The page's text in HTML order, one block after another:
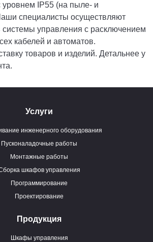
IP55 (на пыле- и
специалисты осуществляют
управления с расключением
кабелей и автоматов.
товаров и изделий. Детальнее у
Услуги
инженерного оборудования
Пусконаладочные работы
Монтажные работы
шкафов управления
Программирование
Проектирование
Продукция
Шкафы управления